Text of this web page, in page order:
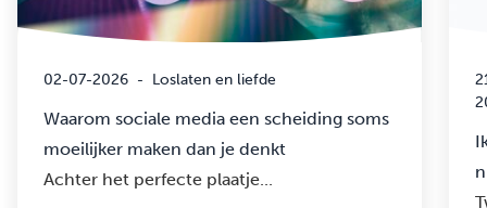
02-07-2026 - Loslaten en liefde
Waarom sociale media een scheiding soms
moeilijker maken dan je denkt
Achter het perfecte plaatje...